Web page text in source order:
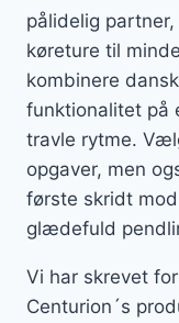
pålidelig
køreture til
kombinere
funktionalitet på
travle rytme.
opgaver, men
første skridt
glædefuld
Vi har skrevet
Centurion´s